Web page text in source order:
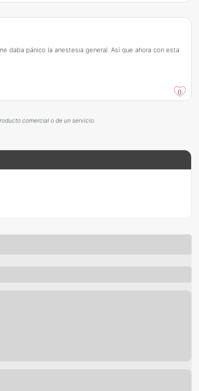
daba pánico la anestesia general. Así que ahora con esta
0
comercial o de un servicio.